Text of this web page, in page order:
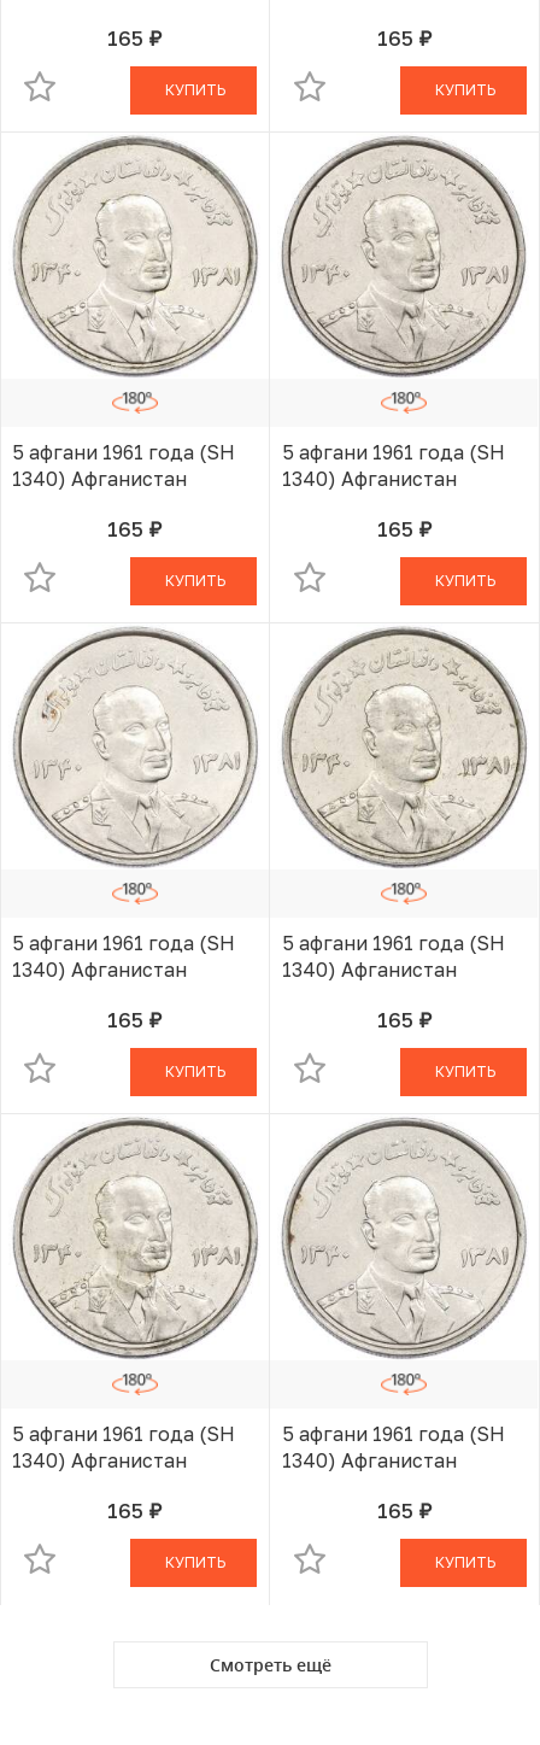
165 руб.В КОРЗИНЕ
КУПИТЬ
165 руб.В КОРЗИНЕ
КУПИТЬ
5 афгани 1961 года (SH
1340) Афганистан
165 руб.В КОРЗИНЕ
КУПИТЬ
5 афгани 1961 года (SH
1340) Афганистан
165 руб.В КОРЗИНЕ
КУПИТЬ
5 афгани 1961 года (SH
1340) Афганистан
165 руб.В КОРЗИНЕ
КУПИТЬ
5 афгани 1961 года (SH
1340) Афганистан
165 руб.В КОРЗИНЕ
КУПИТЬ
5 афгани 1961 года (SH
1340) Афганистан
165 руб.В КОРЗИНЕ
КУПИТЬ
5 афгани 1961 года (SH
1340) Афганистан
165 руб.В КОРЗИНЕ
КУПИТЬ
Смотреть ещё